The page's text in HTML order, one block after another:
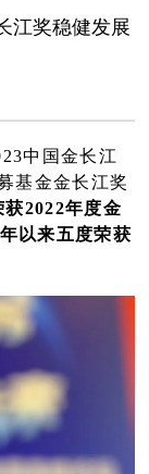
江奖稳健发展
中国金长江
基金金长江奖
2022年度金
以来五度荣获